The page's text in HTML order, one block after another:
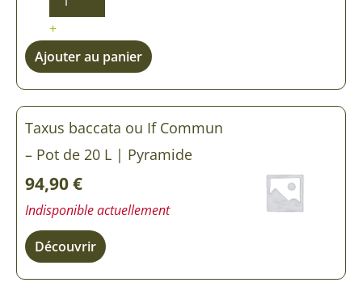
+
Ajouter au panier
Taxus baccata ou If Commun
– Pot de 20 L | Pyramide
94,90€
Indisponible actuellement
Découvrir